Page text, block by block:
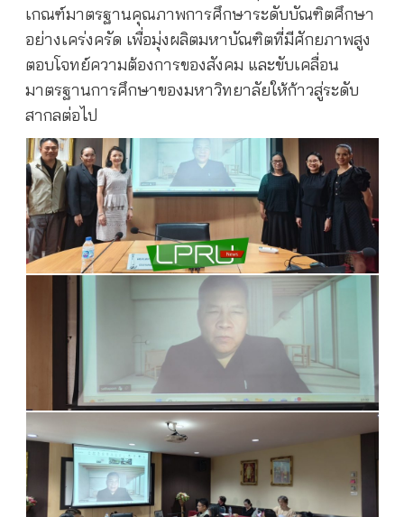
เกณฑ์มาตรฐานคุณภาพการศึกษาระดับบัณฑิตศึกษา
อย่างเคร่งครัด เพื่อมุ่งผลิตมหาบัณฑิตที่มีศักยภาพสูง
ตอบโจทย์ความต้องการของสังคม และขับเคลื่อน
มาตรฐานการศึกษาของมหาวิทยาลัยให้ก้าวสู่ระดับ
สากลต่อไป